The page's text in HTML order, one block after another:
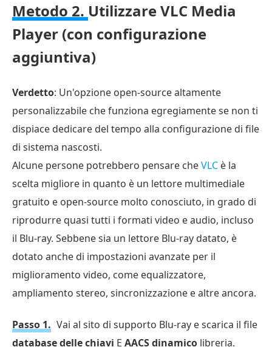
Metodo 2. Utilizzare VLC Media
Player (con configurazione
aggiuntiva)
Verdetto: Un'opzione open-source altamente
personalizzabile che funziona egregiamente se non ti
dispiace dedicare del tempo alla configurazione di file
di sistema nascosti.
Alcune persone potrebbero pensare cheVLC è la
scelta migliore in quanto è un lettore multimediale
gratuito e open-source molto conosciuto, in grado di
riprodurre quasi tutti i formati video e audio, incluso
il Blu-ray. Sebbene sia un lettore Blu-ray datato, è
dotato anche di impostazioni avanzate per il
miglioramento video, come equalizzatore,
ampliamento stereo, sincronizzazione e altre ancora.
Passo 1. Vai al sito di supporto Blu-ray e scarica il file
database delle chiavi E AACS dinamico libreria.